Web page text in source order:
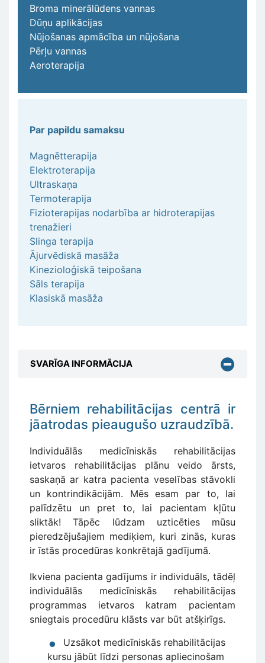
Broma minerālūdens vannas
Dūņu aplikācijas
Nūjošanas apmācība un nūjošana
Pērļu vannas
Aeroterapija
Par papildu samaksu
Magnētterapija
Elektroterapija
Ultraskaņa
Termoterapija
Fizioterapijas nodarbība ar hidroterapijas
trenažieri
Slinga terapija
Ājurvēdiskā masāža
Kinezioloģiskā teipošana
Sāls terapija
Klasiskā masāža
SVARĪGA INFORMĀCIJA
Bērniem rehabilitācijas centrā ir
jāatrodas pieaugušo uzraudzībā.
Individuālās medicīniskās rehabilitācijas
ietvaros rehabilitācijas plānu veido ārsts,
saskaņā ar katra pacienta veselības stāvokli
un kontrindikācijām. Mēs esam par to, lai
palīdzētu un pret to, lai pacientam kļūtu
sliktāk! Tāpēc lūdzam uzticēties mūsu
pieredzējušajiem mediķiem, kuri zinās, kuras
ir īstās procedūras konkrētajā gadījumā.
Ikviena pacienta gadījums ir individuāls, tādēļ
individuālās medicīniskās rehabilitācijas
programmas ietvaros katram pacientam
sniegtais procedūru klāsts var būt atšķirīgs.
Uzsākot medicīniskās rehabilitācijas
kursu jābūt līdzi personas apliecinošam